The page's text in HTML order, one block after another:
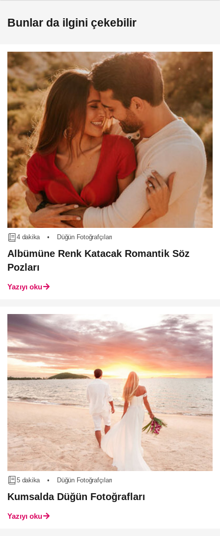
Bunlar da ilgini çekebilir
4 dakika • Düğün Fotoğrafçıları
Albümüne Renk Katacak Romantik Söz
Pozları
Yazıyı oku
5 dakika • Düğün Fotoğrafçıları
Kumsalda Düğün Fotoğrafları
Yazıyı oku